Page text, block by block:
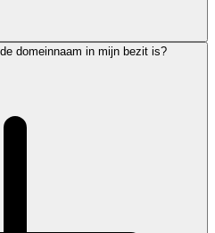
domeinnaam in mijn bezit is?